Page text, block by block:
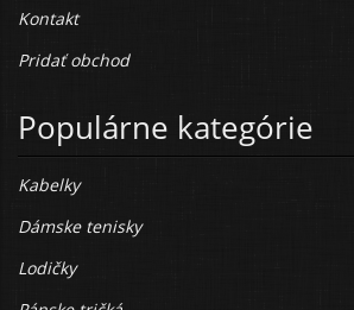
Kontakt
Pridať obchod
Populárne kategórie
Kabelky
Dámske tenisky
Lodičky